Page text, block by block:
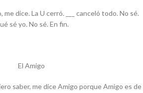
dice. La U cerró. ___ canceló todo. No sé.
sé yo. No sé. En fin.
El Amigo
saber, me dice Amigo porque Amigo es de